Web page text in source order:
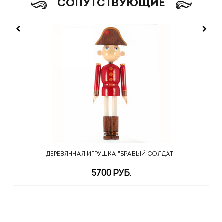
CОПУТСТВУЮЩИЕ
ДЕРЕВЯННАЯ ИГРУШКА "БРАВЫЙ СОЛДАТ"
5700 РУБ.